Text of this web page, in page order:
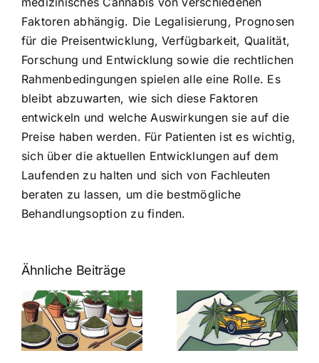
Faktoren abhängig. Die Legalisierung, Prognosen
für die Preisentwicklung, Verfügbarkeit, Qualität,
Forschung und Entwicklung sowie die rechtlichen
Rahmenbedingungen spielen alle eine Rolle. Es
bleibt abzuwarten, wie sich diese Faktoren
entwickeln und welche Auswirkungen sie auf die
Preise haben werden. Für Patienten ist es wichtig,
sich über die aktuellen Entwicklungen auf dem
Laufenden zu halten und sich von Fachleuten
beraten zu lassen, um die bestmögliche
Behandlungsoption zu finden.
Ähnliche Beiträge
Neue THC-
Grenzwert-
Regelung:
Was Sie über
Cannabis und
Cannabis
Samen
kaufen: Alles
was Sie